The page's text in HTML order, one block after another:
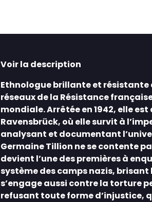
Voir la description
Ethnologue brillante et
réseaux de la Résistance
mondiale. Arrêtée en 1942, elle
Ravensbrück, où elle survit à
analysant et documentant
Germaine Tillion ne se contente
devient l’une des premières à
système des camps nazis, brisant
s’engage aussi contre la torture
refusant toute forme d’injustice,